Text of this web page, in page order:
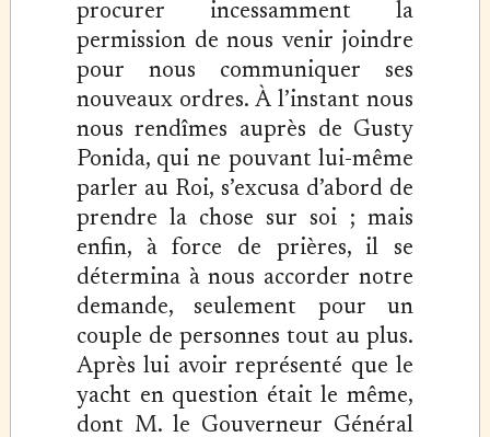
procurer incessamment la
permission de nous venir joindre
pour nous communiquer ses
nouveaux ordres. À l’instant nous
nous rendîmes auprès de Gusty
Ponida, qui ne pouvant lui-même
parler au Roi, s’excusa d’abord de
prendre la chose sur soi ; mais
enfin, à force de prières, il se
détermina à nous accorder notre
demande, seulement pour un
couple de personnes tout au plus.
Après lui avoir représenté que le
yacht en question était le même,
dont M. le Gouverneur Général